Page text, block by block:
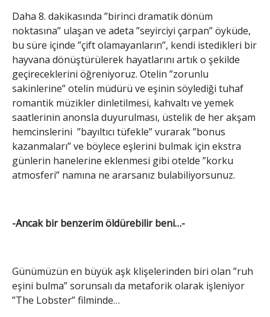
Daha 8. dakikasında ”birinci dramatik dönüm
noktasına” ulaşan ve adeta ”seyirciyi çarpan” öyküde,
bu süre içinde ”çift olamayanların”, kendi istedikleri bir
hayvana dönüştürülerek hayatlarını artık o şekilde
geçireceklerini öğreniyoruz. Otelin ”zorunlu
sakinlerine” otelin müdürü ve eşinin söylediği tuhaf
romantik müzikler dinletilmesi, kahvaltı ve yemek
saatlerinin anonsla duyurulması, üstelik de her akşam
hemcinslerini ”bayıltıcı tüfekle” vurarak ”bonus
kazanmaları” ve böylece eşlerini bulmak için ekstra
günlerin hanelerine eklenmesi gibi otelde ”korku
atmosferi” namına ne ararsanız bulabiliyorsunuz.
-Ancak bir benzerim öldürebilir beni…-
Günümüzün en büyük aşk klişelerinden biri olan ”ruh
eşini bulma” sorunsalı da metaforik olarak işleniyor
”The Lobster” filminde…